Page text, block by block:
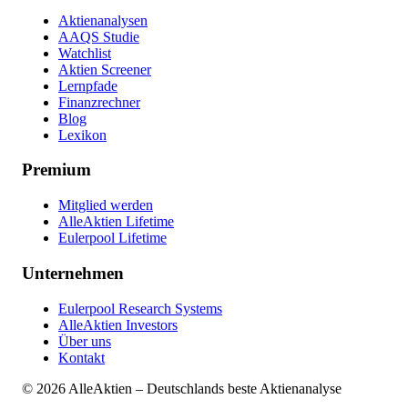
Aktienanalysen
AAQS Studie
Watchlist
Aktien Screener
Lernpfade
Finanzrechner
Blog
Lexikon
Premium
Mitglied werden
AlleAktien Lifetime
Eulerpool Lifetime
Unternehmen
Eulerpool Research Systems
AlleAktien Investors
Über uns
Kontakt
© 2026 AlleAktien – Deutschlands beste Aktienanalyse